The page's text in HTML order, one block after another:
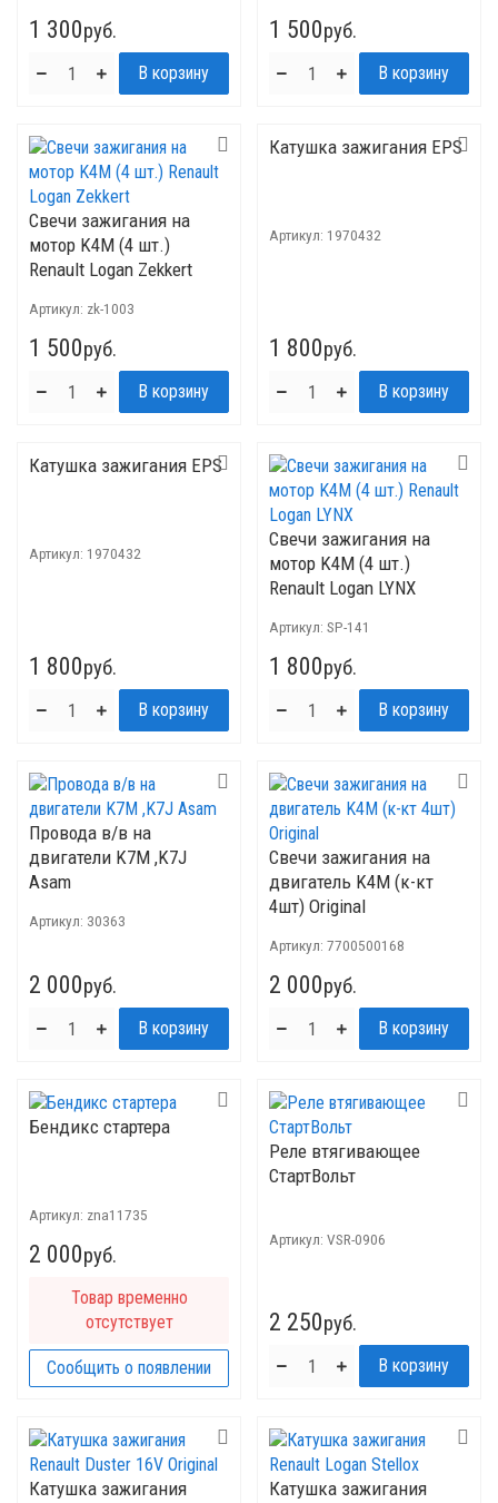
1 300руб. 1 500руб.
Свечи зажигания на
мотор K4M (4 шт.)
Renault Logan Zekkert
Артикул: zk-1003
1 500руб.
Катушка зажигания EPS
Артикул: 1970432
1 800руб.
Катушка зажигания EPS
Артикул: 1970432
1 800руб.
Свечи зажигания на
мотор K4M (4 шт.)
Renault Logan LYNX
Артикул: SP-141
1 800руб.
Провода в/в на
двигатели K7M ,K7J
Asam
Артикул: 30363
2 000руб.
Свечи зажигания на
двигатель K4M (к-кт
4шт) Original
Артикул: 7700500168
2 000руб.
Бендикс стартера
Артикул: znа11735
2 000руб.
Товар временно
отсутствует
Сообщить о появлении
Реле втягивающее
СтартВольт
Артикул: VSR-0906
2 250руб.
Катушка зажигания
Катушка зажигания